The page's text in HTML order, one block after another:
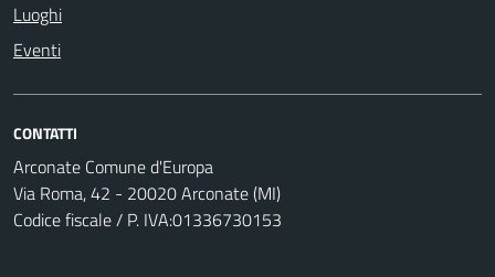
Luoghi
Eventi
CONTATTI
Arconate Comune d'Europa
Via Roma, 42 - 20020 Arconate (MI)
Codice fiscale / P. IVA:01336730153